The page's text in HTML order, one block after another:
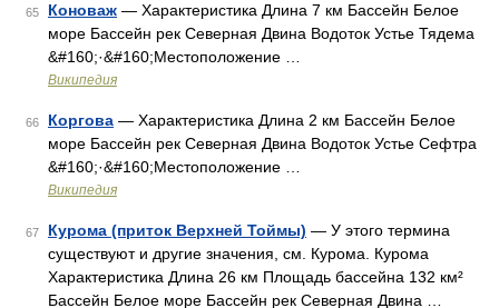
65 Коноваж — Характеристика Длина 7 км Бассейн Белое
море Бассейн рек Северная Двина Водоток Устье Тядема
&#160;·&#160;Местоположение …
Википедия
66 Коргова — Характеристика Длина 2 км Бассейн Белое
море Бассейн рек Северная Двина Водоток Устье Сефтра
&#160;·&#160;Местоположение …
Википедия
67 Курома (приток Верхней Тоймы) — У этого термина
существуют и другие значения, см. Курома. Курома
Характеристика Длина 26 км Площадь бассейна 132 км²
Бассейн Белое море Бассейн рек Северная Двина …